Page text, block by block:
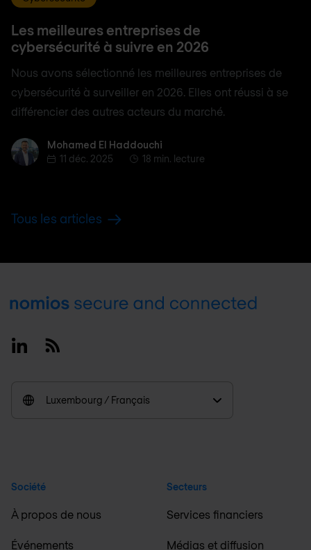
Les meilleures entreprises de
cybersécurité à suivre en 2026
Nous avons sélectionné les meilleures entreprises de
cybersécurité à surveiller en 2026. Elles ont réussi à se
différencier des autres acteurs du marché.
Mohamed El Haddouchi
Mohamed El Haddouchi
11 déc. 2025
18 min. lecture
Tous les articles
Footer
LinkedinRSS
Luxembourg / Français
Société
À propos de nous
Événements
Secteurs
Services financiers
Médias et diffusion